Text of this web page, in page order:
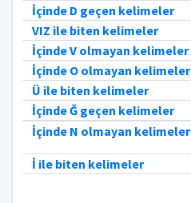
İçinde D geçen kelimeler
VIZ ile biten kelimeler
İçinde V olmayan kelimeler
İçinde O olmayan kelimeler
Ü ile biten kelimeler
İçinde Ğ geçen kelimeler
İçinde N olmayan kelimeler
İ ile biten kelimeler